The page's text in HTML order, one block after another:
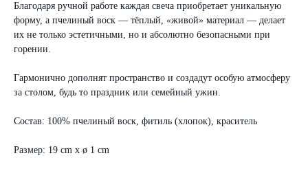
Благодаря ручной работе каждая свеча приобретает уникальную
форму, а пчелиный воск — тёплый, «живой» материал — делает
их не только эстетичными, но и абсолютно безопасными при
горении.
Гармонично дополнят пространство и создадут особую атмосферу
за столом, будь то праздник или семейный ужин.
Состав: 100% пчелиный воск, фитиль (хлопок), краситель
Размер: 19 cm x ø 1 cm